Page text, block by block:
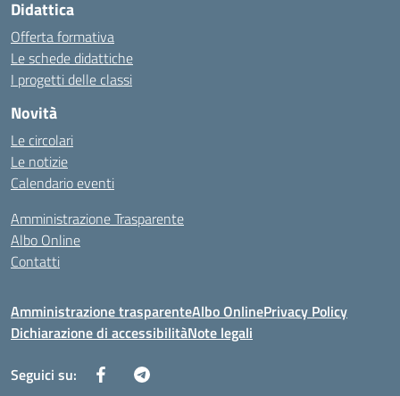
Didattica
Offerta formativa
Le schede didattiche
I progetti delle classi
Novità
Le circolari
Le notizie
Calendario eventi
Amministrazione Trasparente
Albo Online
Contatti
Amministrazione trasparenteAlbo OnlinePrivacy Policy
Dichiarazione di accessibilitàNote legali
Seguici su: